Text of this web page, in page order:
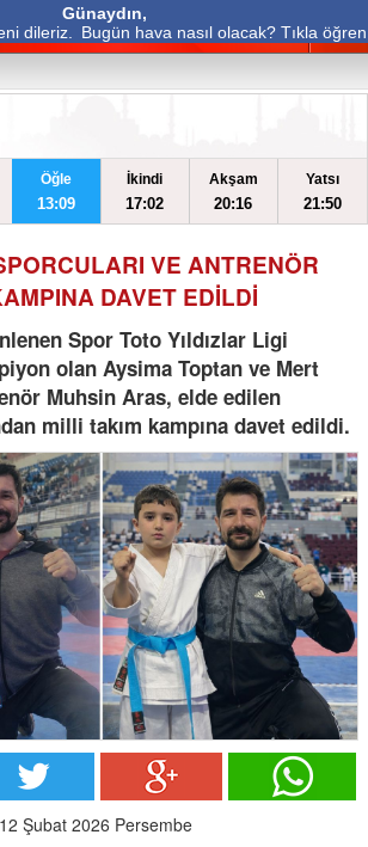
Günaydın,
dileriz.
Bugün hava nasıl olacak? Tıkla öğren
Öğle
13:09
İkindi
17:02
Akşam
20:16
Yatsı
21:50
VE ANTRENÖR
DAVET EDİLDİ
Spor Toto Yıldızlar Ligi
olan Aysima Toptan ve Mert
Muhsin Aras, elde edilen
milli takım kampına davet edildi.
12 Şubat 2026 Persembe